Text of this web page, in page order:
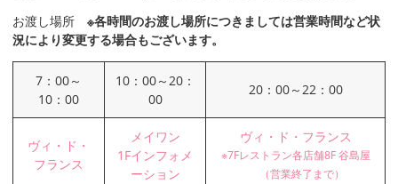
お渡し場所 ※各時間のお渡し場所につきましては営業時間など状
況により変更する場合もございます。
7：00～
10：00
10：00～20：
00
20：00～22：00
ヴィ・ド・
フランス
メイワン
1Fインフォメ
ーション
ヴィ・ド・フランス
7Fレストラン各店舗8F 谷島屋
（営業終了まで）